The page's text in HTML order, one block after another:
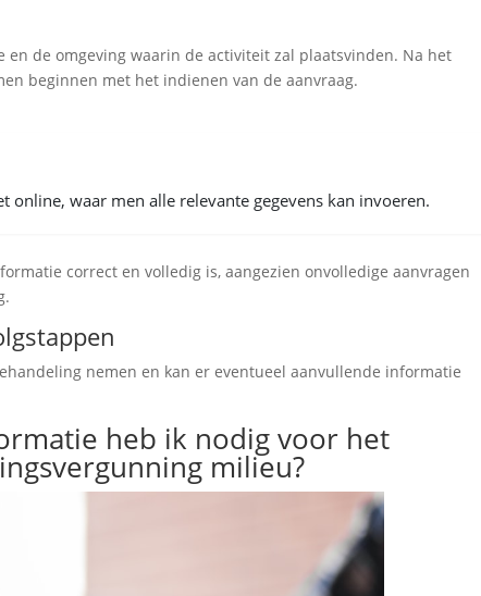
en de omgeving waarin de activiteit zal plaatsvinden. Na het
beginnen met het indienen van de aanvraag.
online, waar men alle relevante gegevens kan invoeren.
correct en volledig is, aangezien onvolledige aanvragen
nemen en kan er eventueel aanvullende informatie
heb ik nodig voor het
milieu?